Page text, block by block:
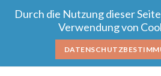
Durch die Nutzung dieser
Verwendung von